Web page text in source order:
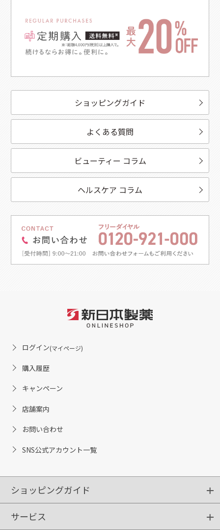
ショッピングガイド
よくある質問
ビューティー コラム
ヘルスケア コラム
ログイン(マイページ)
購入履歴
キャンペーン
店舗案内
お問い合わせ
SNS公式アカウント一覧
ショッピングガイド
ショッピングガイド
ご注文方法
送料・配送
クーポンご利用方法
サービス